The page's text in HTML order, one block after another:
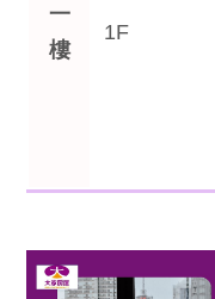
一
樓
1F